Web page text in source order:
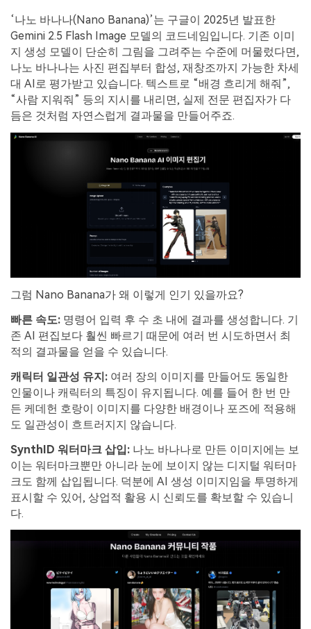
‘나노 바나나(Nano Banana)’는 구글이 2025년 발표한
Gemini 2.5 Flash Image 모델의 코드네임입니다. 기존 이미
지 생성 모델이 단순히 그림을 그려주는 수준에 머물렀다면,
나노 바나나는 사진 편집부터 합성, 재창조까지 가능한 차세
대 AI로 평가받고 있습니다. 텍스트로 “배경 흐리게 해줘”,
“사람 지워줘” 등의 지시를 내리면, 실제 전문 편집자가 다
듬은 것처럼 자연스럽게 결과물을 만들어주죠.
그럼 Nano Banana가 왜 이렇게 인기 있을까요?
빠른 속도: 명령어 입력 후 수 초 내에 결과를 생성합니다. 기
존 AI 편집보다 훨씬 빠르기 때문에 여러 번 시도하면서 최
적의 결과물을 얻을 수 있습니다.
캐릭터 일관성 유지: 여러 장의 이미지를 만들어도 동일한
인물이나 캐릭터의 특징이 유지됩니다. 예를 들어 한 번 만
든 케데헌 호랑이 이미지를 다양한 배경이나 포즈에 적용해
도 일관성이 흐트러지지 않습니다.
SynthID 워터마크 삽입: 나노 바나나로 만든 이미지에는 보
이는 워터마크뿐만 아니라 눈에 보이지 않는 디지털 워터마
크도 함께 삽입됩니다. 덕분에 AI 생성 이미지임을 투명하게
표시할 수 있어, 상업적 활용 시 신뢰도를 확보할 수 있습니
다.